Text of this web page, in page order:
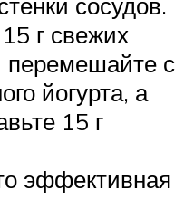
г свежих
перемешайте с
йогурта, а
15 г
эффективная